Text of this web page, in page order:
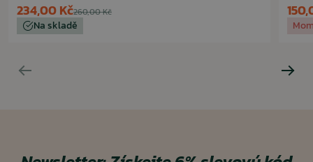
260,00 Kč
234,00 Kč
Na skladě